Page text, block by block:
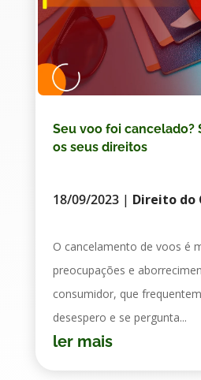
Seu voo foi cancelado?
os seus direitos
18/09/2023| Direito do
O cancelamento de voos é
preocupações e
consumidor, que
desespero e se pergunta...
ler mais